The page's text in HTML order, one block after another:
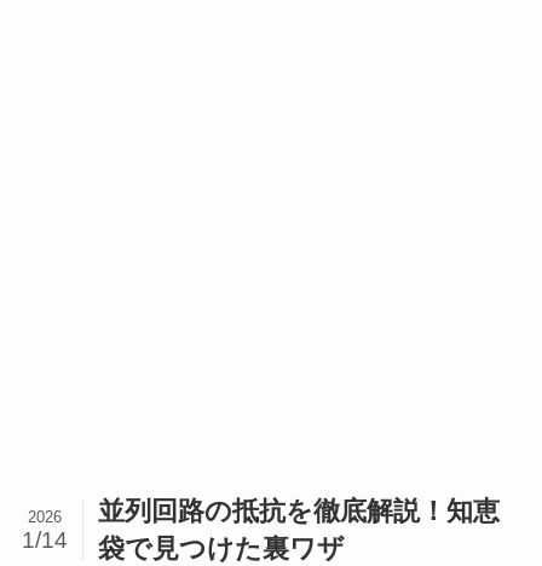
並列回路の抵抗を徹底解説！知恵
袋で見つけた裏ワザ
2026
1/14